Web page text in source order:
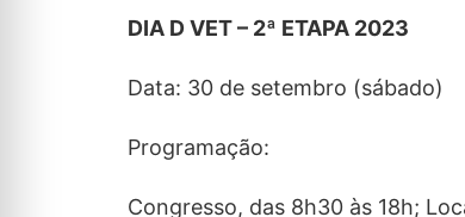
DIA D VET – 2ª ETAPA 2023
Data: 30 de setembro (sábado)
Programação:
Congresso, das 8h30 às 18h;